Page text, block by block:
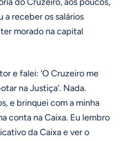
a receber os salários
morado na capital
e falei: ‘O Cruzeiro me
na Justiça’. Nada.
e brinquei com a minha
conta na Caixa. Eu lembro
da Caixa e ver o